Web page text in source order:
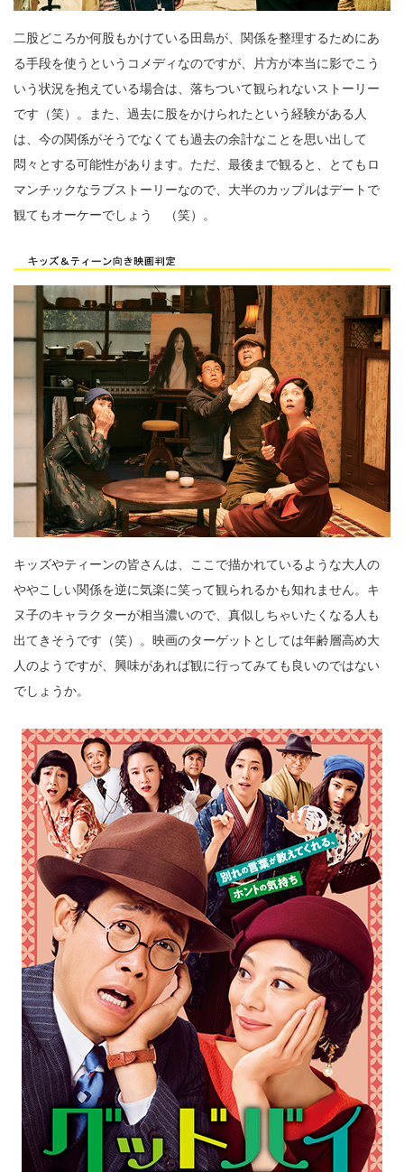
二股どころか何股もかけている田島が、関係を整理するためにあ
る手段を使うというコメディなのですが、片方が本当に影でこう
いう状況を抱えている場合は、落ちついて観られないストーリー
です（笑）。また、過去に股をかけられたという経験がある人
は、今の関係がそうでなくても過去の余計なことを思い出して
悶々とする可能性があります。ただ、最後まで観ると、とてもロ
マンチックなラブストーリーなので、大半のカップルはデートで
観てもオーケーでしょう （笑）。
キッズやティーンの皆さんは、ここで描かれているような大人の
ややこしい関係を逆に気楽に笑って観られるかも知れません。キ
ヌ子のキャラクターが相当濃いので、真似しちゃいたくなる人も
出てきそうです（笑）。映画のターゲットとしては年齢層高め大
人のようですが、興味があれば観に行ってみても良いのではない
でしょうか。